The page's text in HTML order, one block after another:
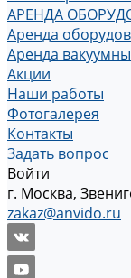
АРЕНДА
Аренда
Аренда
Акции
Наши работы
Фотогалерея
Контакты
Задать вопрос
Войти
г. Москва,
zakaz@anvido.ru